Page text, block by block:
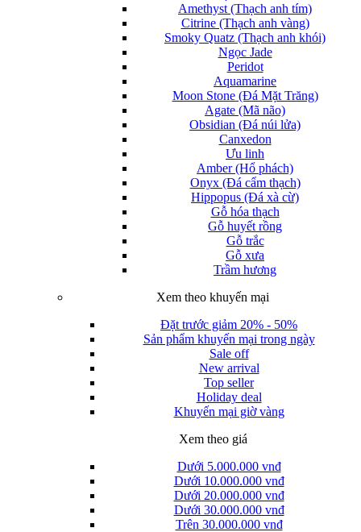
Amethyst (Thạch anh tím)
Citrine (Thạch anh vàng)
Smoky Quatz (Thạch anh khói)
Ngọc Jade
Peridot
Aquamarine
Moon Stone (Đá Mặt Trăng)
Agate (Mã não)
Obsidian (Đá núi lửa)
Canxedon
Ưu linh
Amber (Hổ phách)
Onyx (Đá cẩm thạch)
Hippopus (Đá xà cừ)
Gỗ hóa thạch
Gỗ huyết rồng
Gỗ trắc
Gỗ xưa
Trầm hương
Xem theo khuyến mại
Đặt trước giảm 20% - 50%
Sản phẩm khuyến mại trong ngày
Sale off
New arrival
Top seller
Holiday deal
Khuyến mại giờ vàng
Xem theo giá
Dưới 5.000.000 vnđ
Dưới 10.000.000 vnđ
Dưới 20.000.000 vnđ
Dưới 30.000.000 vnđ
Trên 30.000.000 vnđ